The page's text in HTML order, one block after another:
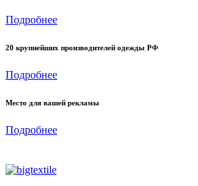
Подробнее
20 крупнейших производителей одежды РФ
Подробнее
Место для вашей рекламы
Подробнее